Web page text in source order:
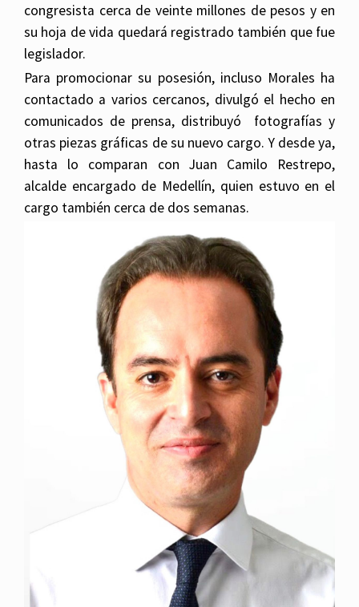
congresista cerca de veinte millones de pesos y en
su hoja de vida quedará registrado también que fue
legislador.
Para promocionar su posesión, incluso Morales ha
contactado a varios cercanos, divulgó el hecho en
comunicados de prensa, distribuyó fotografías y
otras piezas gráficas de su nuevo cargo. Y desde ya,
hasta lo comparan con Juan Camilo Restrepo,
alcalde encargado de Medellín, quien estuvo en el
cargo también cerca de dos semanas.